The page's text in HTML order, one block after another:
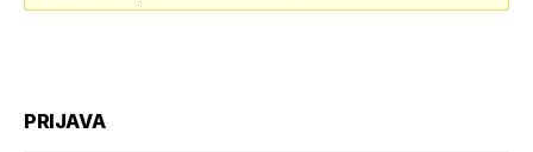
PRIJAVA